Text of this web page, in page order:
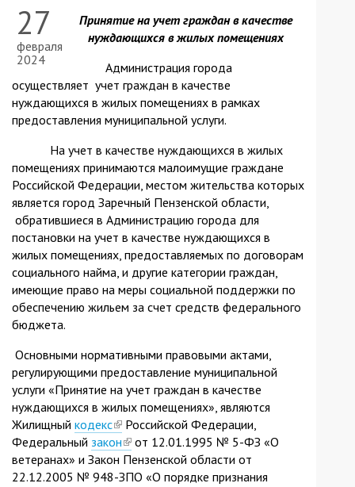
27
февраля
2024
Принятие на учет граждан в качестве
нуждающихся в жилых помещениях
Администрация города
осуществляет учет граждан в качестве
нуждающихся в жилых помещениях в рамках
предоставления муниципальной услуги.
На учет в качестве нуждающихся в жилых
помещениях принимаются малоимущие граждане
Российской Федерации, местом жительства которых
является город Заречный Пензенской области,
обратившиеся в Администрацию города для
постановки на учет в качестве нуждающихся в
жилых помещениях, предоставляемых по договорам
социального найма, и другие категории граждан,
имеющие право на меры социальной поддержки по
обеспечению жильем за счет средств федерального
бюджета.
Основными нормативными правовыми актами,
регулирующими предоставление муниципальной
услуги «Принятие на учет граждан в качестве
нуждающихся в жилых помещениях», являются
Жилищный кодекс(link
is
external)
Российской Федерации,
Федеральный закон(link
is
external)
от 12.01.1995 № 5-ФЗ «О
ветеранах» и Закон Пензенской области от
22.12.2005 № 948-ЗПО «О порядке признания